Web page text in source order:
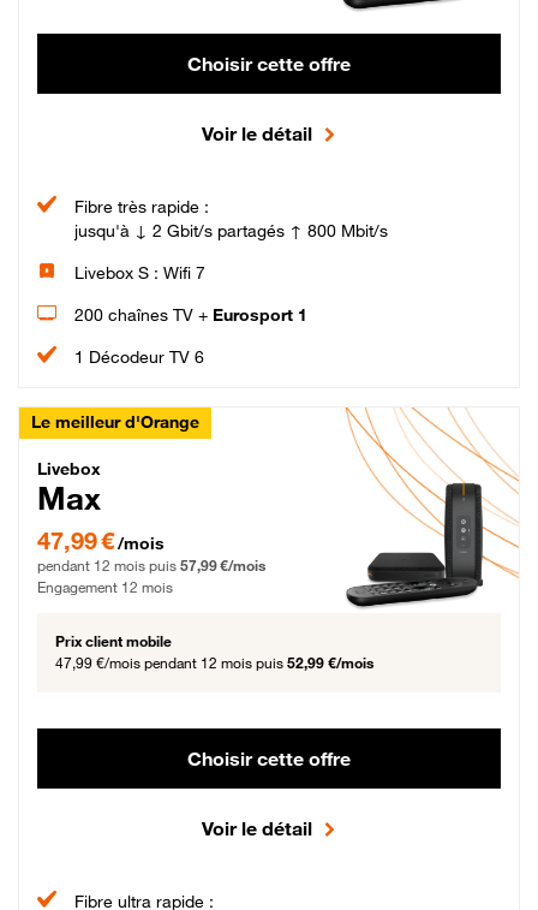
Choisir cette offre
Voir le détail
Fibre très rapide :
jusqu'à ↓ 2 Gbit/s partagés ↑ 800 Mbit/s
Livebox S : Wifi 7
200 chaînes TV + Eurosport 1
1 Décodeur TV 6
Le meilleur d'Orange
Livebox Max Fibre
Livebox
Max
47,99 € par mois pendant 12 mois puis 57,99 € par mois, Engagement 12 mois
47,99 €/mois
pendant 12 mois puis 57,99 €/mois
Engagement 12 mois
Prix client mobile
47,99 €/mois pendant 12 mois puis 52,99 €/mois
Choisir cette offre
Voir le détail
Fibre ultra rapide :